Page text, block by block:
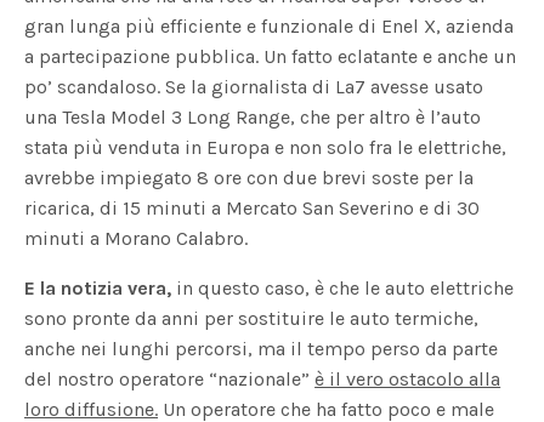
gran lunga più efficiente e funzionale di Enel X, azienda
a partecipazione pubblica. Un fatto eclatante e anche un
po’ scandaloso. Se la giornalista di La7 avesse usato
una Tesla Model 3 Long Range, che per altro è l’auto
stata più venduta in Europa e non solo fra le elettriche,
avrebbe impiegato 8 ore con due brevi soste per la
ricarica, di 15 minuti a Mercato San Severino e di 30
minuti a Morano Calabro.
E la notizia vera, in questo caso, è che le auto elettriche
sono pronte da anni per sostituire le auto termiche,
anche nei lunghi percorsi, ma il tempo perso da parte
del nostro operatore “nazionale”è il vero ostacolo alla
loro diffusione. Un operatore che ha fatto poco e male